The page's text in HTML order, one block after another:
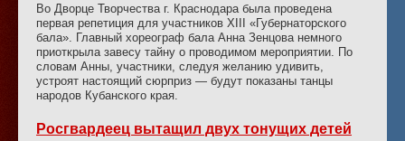
Во Дворце Творчества г. Краснодара была проведена
первая репетиция для участников XIII «Губернаторского
бала». Главный хореограф бала Анна Зенцова немного
приоткрыла завесу тайну о проводимом мероприятии. По
словам Анны, участники, следуя желанию удивить,
устроят настоящий сюрприз — будут показаны танцы
народов Кубанского края.
Росгвардеец вытащил двух тонущих детей